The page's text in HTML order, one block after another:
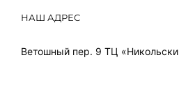
НАШ АДРЕС
Ветошный пер. 9 ТЦ